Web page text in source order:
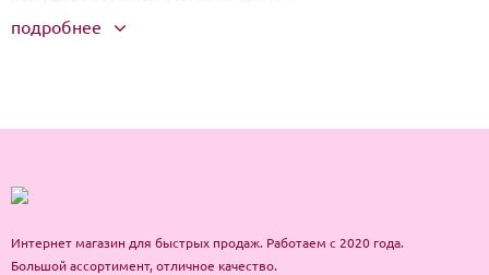
подробнее
Интернет магазин для быстрых продаж. Работаем с 2020 года.
Большой ассортимент, отличное качество.